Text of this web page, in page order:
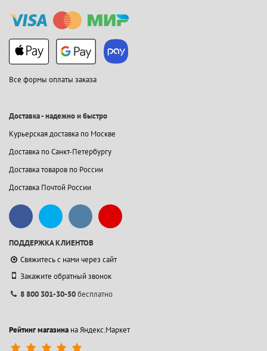
Все формы оплаты заказа
Доставка - надежно и быстро
Курьерская доставка по Москве
Доставка по Санкт-Петербургу
Доставка товаров по России
Доставка Почтой России
ПОДДЕРЖКА КЛИЕНТОВ
Свяжитесь с нами через сайт
Закажите обратный звонок
8 800 301-30-50бесплатно
Рейтинг магазина на Яндекс.Маркет